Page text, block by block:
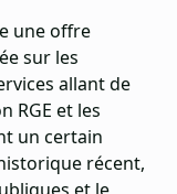
une offre
sur les
allant de
RGE et les
un certain
récent,